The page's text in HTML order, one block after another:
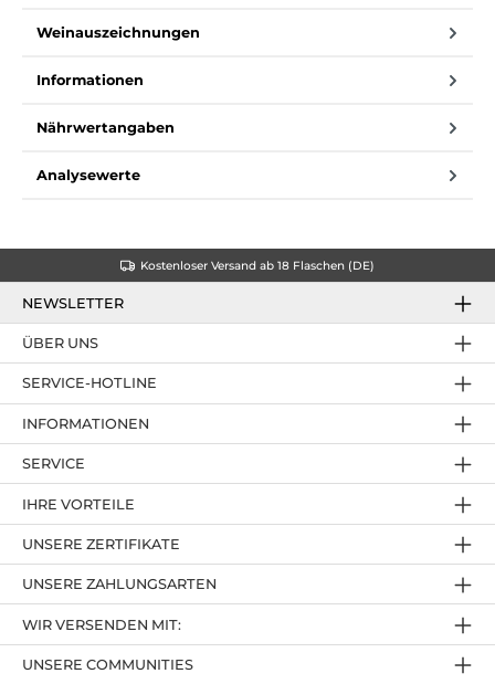
Weinauszeichnungen
Informationen
Nährwertangaben
Analysewerte
Kostenloser Versand ab 18 Flaschen (DE)
NEWSLETTER
SERVICE-HOTLINE
IHRE VORTEILE
UNSERE ZAHLUNGSARTEN
ÜBER UNS
UNSERE ZERTIFIKATE
INFORMATIONEN
SERVICE
UNSERE COMMUNITIES
WIR VERSENDEN MIT: